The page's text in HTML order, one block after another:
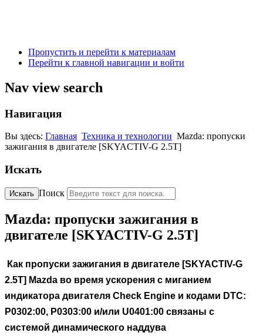
Пропустить и перейти к материалам
Перейти к главной навигации и войти
Nav view search
Навигация
Вы здесь: Главная Техника и технологии Mazda: пропуски
зажигания в двигателе [SKYACTIV-G 2.5T]
Искать
Искать Поиск
Mazda: пропуски зажигания в
двигателе [SKYACTIV-G 2.5T]
Как пропуски зажигания в двигателе [SKYACTIV-G
2.5T] Mazda во время ускорения с миганием
индикатора двигателя Check Engine и кодами DTC:
P0302:00, P0303:00 и/или U0401:00 связаны с
системой динамического наддува